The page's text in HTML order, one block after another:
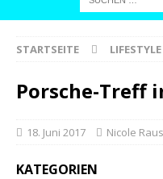
STARTSEITE LIFESTYLE
Porsche-Treff
18. Juni 2017 Nicole
KATEGORIEN